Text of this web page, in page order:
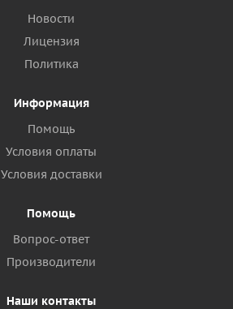
Новости
Лицензия
Политика
Информация
Помощь
Условия оплаты
Условия доставки
Помощь
Вопрос-ответ
Производители
Наши контакты